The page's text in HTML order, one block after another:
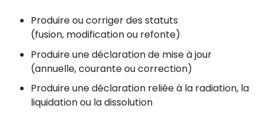
Produire ou corriger des statuts
(fusion, modification ou refonte)
Produire une déclaration de mise à jour
(annuelle, courante ou correction)
Produire une déclaration reliée à la radiation, la
liquidation ou la dissolution